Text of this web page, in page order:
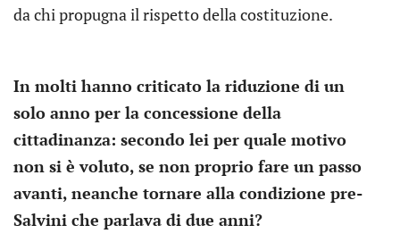
da chi propugna il rispetto della costituzione.
In molti hanno criticato la riduzione di un
solo anno per la concessione della
cittadinanza: secondo lei per quale motivo
non si è voluto, se non proprio fare un passo
avanti, neanche tornare alla condizione pre-
Salvini che parlava di due anni?